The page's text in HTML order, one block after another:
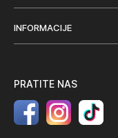
INFORMACIJE
PRATITE NAS